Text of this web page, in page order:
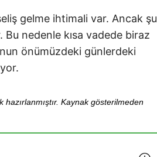
gelme ihtimali var. Ancak şu
nedenle kısa vadede biraz
önümüzdeki günlerdeki
Kaynak gösterilmeden